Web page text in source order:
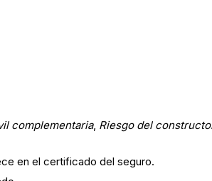
complementaria, Riesgo del
en el certificado del seguro.